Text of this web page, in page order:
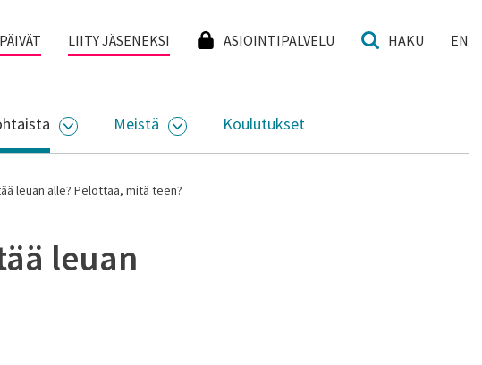
LIITY JÄSENEKSI ASIOINTIPALVELU HAKU EN
VALIKKOAVAA ALASIVUJEN VALIKKO
Meistä
AVAA ALASIVUJEN VALIKKO
Koulutukset
leuan alle? Pelottaa, mitä teen?
leuan